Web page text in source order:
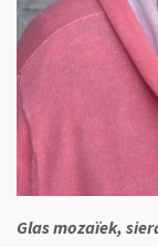
Glas mozaïek,